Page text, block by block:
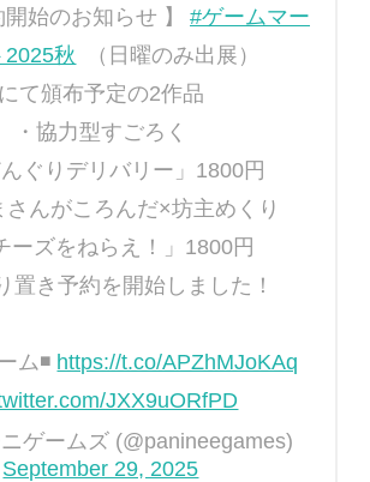
開始のお知らせ 】
#ゲームマー
2025秋
（日曜のみ出展）
にて頒布予定の2作品
・協力型すごろく
ぐりデリバリー」1800円
さんがころんだ×坊主めくり
ズをねらえ！」1800円
置き予約を開始しました！
ム◾️ https://t.co/APZhMJoKAq
JXX9uORfPD
ゲームズ (@panineegames)
September 29, 2025